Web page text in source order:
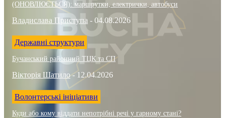
(ОНОВЛЮЄТЬСЯ): маршрутки, електрички, автобуси
Владислава Приступа - 04.08.2026
Державні структури
Бучанський районний ТЦК та СП
Вікторія Шатило - 12.04.2026
Волонтерські ініціативи
Куди або кому віддати непотрібні речі у гарному стані?